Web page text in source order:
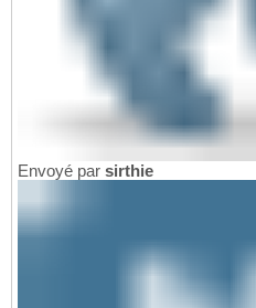
Envoyé par sirthie